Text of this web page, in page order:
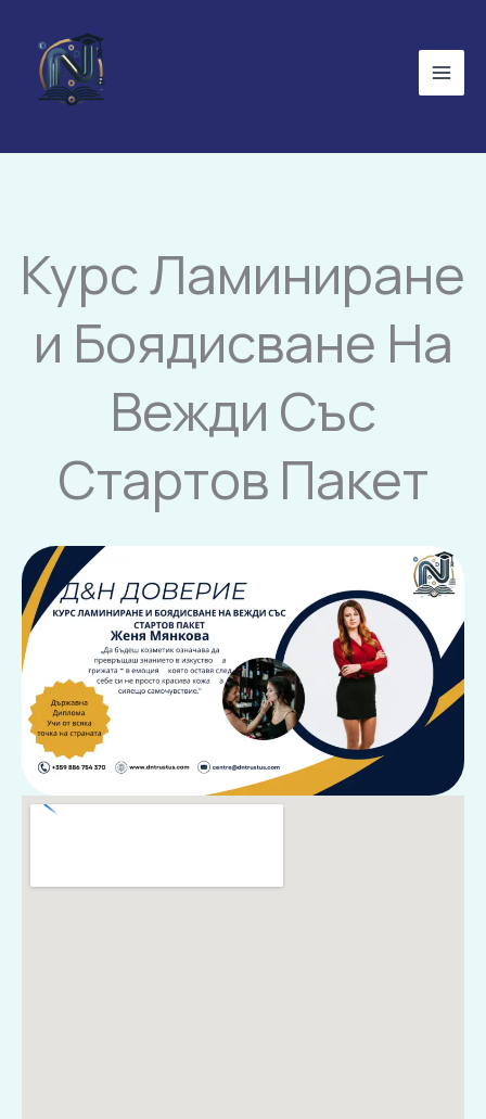
content
Курс Ламиниране
и Боядисване На
Вежди Със
Стартов Пакет